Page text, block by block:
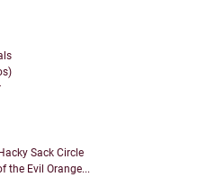
Sack Circle
the Evil Orange...